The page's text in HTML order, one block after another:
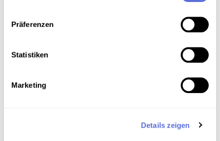
Präferenzen
Statistiken
Marketing
Details zeigen
Technische Anmerkungen
Signalverbesserung